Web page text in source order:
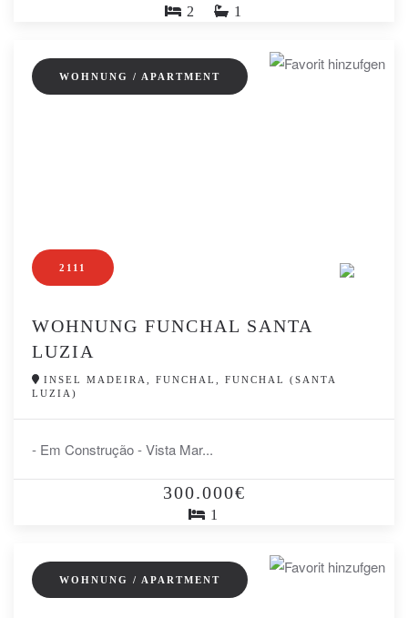
2 1
2111
WOHNUNG / APARTMENT
WOHNUNG FUNCHAL SANTA
LUZIA
INSEL MADEIRA, FUNCHAL, FUNCHAL (SANTA
LUZIA)
- Em Construção - Vista Mar...
300.000€
1
WOHNUNG / APARTMENT